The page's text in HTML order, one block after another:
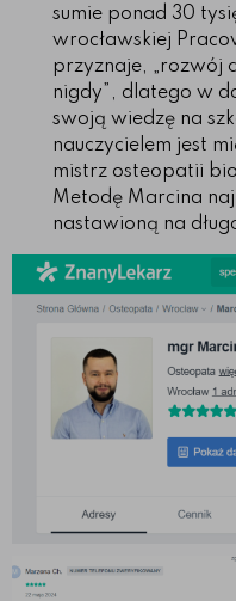
sumie ponad 30
wrocławskiej
przyznaje, „rozwój
nigdy”, dlatego w
swoją wiedzę na
nauczycielem jest
mistrz osteopatii
Metodę Marcina
nastawioną na